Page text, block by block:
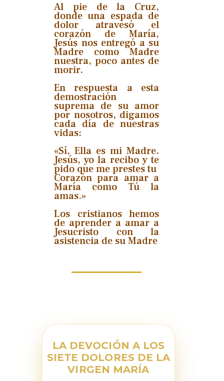
Al pie de la Cruz,
donde una espada de
dolor atravesó el
corazón de María,
Jesús nos entregó a su
Madre como Madre
nuestra, poco antes de
morir.
En respuesta a esta
demostración
suprema de su amor
por nosotros, digamos
cada día de nuestras
vidas:
«Sí, Ella es mi Madre.
Jesús, yo la recibo y te
pido que me prestes tu
Corazón para amar a
María como Tú la
amas.»
Los cristianos hemos
de aprender a amar a
Jesucristo con la
asistencia de su Madre
LA DEVOCIÓN A LOS
SIETE DOLORES DE LA
VIRGEN MARÍA